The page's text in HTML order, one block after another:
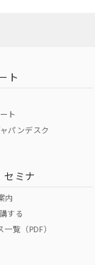
ト
ト
パンデスク
セミナ
内
する
覧（PDF）